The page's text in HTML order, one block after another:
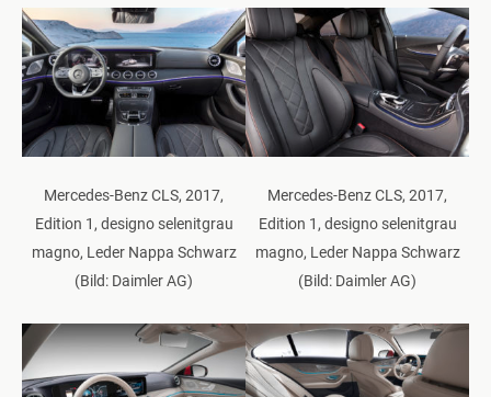
Mercedes-Benz CLS, 2017,
Edition 1, designo selenitgrau
magno, Leder Nappa Schwarz
(Bild: Daimler AG)
Mercedes-Benz CLS, 2017,
Edition 1, designo selenitgrau
magno, Leder Nappa Schwarz
(Bild: Daimler AG)